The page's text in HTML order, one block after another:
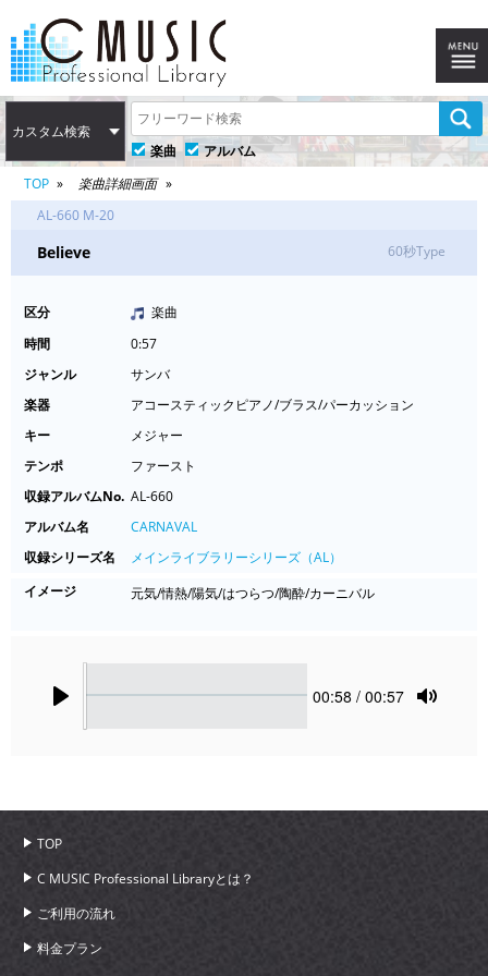
カスタム検索
楽曲
アルバム
TOP
楽曲詳細画面
AL-660 M-20
Believe 60秒Type
区分
楽曲
時間
0:57
ジャンル
サンバ
楽器
アコースティックピアノ/ブラス/パーカッション
キー
メジャー
テンポ
ファースト
収録アルバムNo. AL-660
アルバム名
CARNAVAL
収録シリーズ名
メインライブラリーシリーズ（AL）
イメージ
元気/情熱/陽気/はつらつ/陶酔/カーニバル
Current
00:58 / 00:57
TOP
C MUSIC Professional Libraryとは？
ご利用の流れ
料金プラン